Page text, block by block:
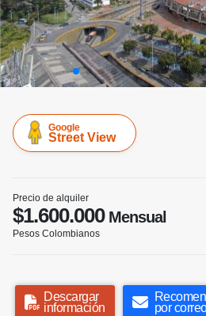
Google
Street View
Precio de alquiler
$1.600.000Mensual
Pesos Colombianos
Descargar
información
por